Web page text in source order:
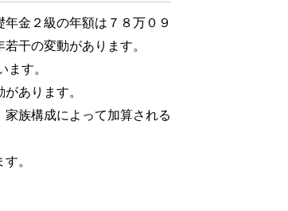
金２級の年額は７８万０９
干の変動があります。
す。
あります。
族構成によって加算される
。